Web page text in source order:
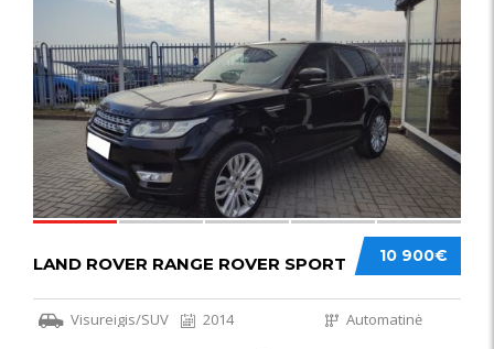
10 900€
LAND ROVER RANGE ROVER SPORT
Visureigis/SUV 2014 Automatinė